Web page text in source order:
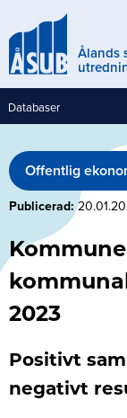
till
huvudinnehållÅlands
Genvägar
Databaser
Offentlig
Publicerad
2023
Positivt
negativt